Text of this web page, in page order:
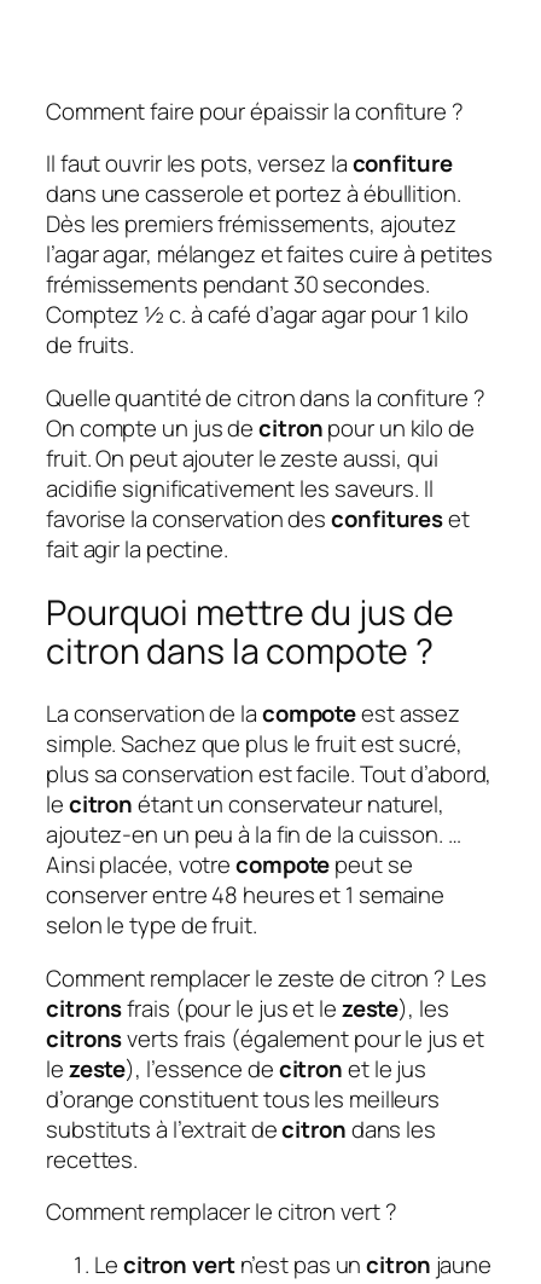
Comment faire pour épaissir la confiture ?
Il faut ouvrir les pots, versez laconfiture
dans une casserole et portez à ébullition.
Dès les premiers frémissements, ajoutez
l’agar agar, mélangez et faites cuire à petites
frémissements pendant 30 secondes.
Comptez ½ c. à café d’agar agar pour 1 kilo
de fruits.
Quelle quantité de citron dans la confiture ?
On compte un jus decitronpour un kilo de
fruit. On peut ajouter le zeste aussi, qui
acidifie significativement les saveurs. Il
favorise la conservation desconfitureset
fait agir la pectine.
Pourquoi mettre du jus de
citron dans la compote ?
La conservation de lacompoteest assez
simple. Sachez que plus le fruit est sucré,
plus sa conservation est facile. Tout d’abord,
lecitronétant un conservateur naturel,
ajoutez-en un peu à la fin de la cuisson. …
Ainsi placée, votrecompotepeut se
conserver entre 48 heures et 1 semaine
selon le type de fruit.
Comment remplacer le zeste de citron ? Les
citronsfrais (pour le jus et lezeste), les
citronsverts frais (également pour le jus et
lezeste), l’essence decitronet le jus
d’orange constituent tous les meilleurs
substituts à l’extrait decitrondans les
recettes.
Comment remplacer le citron vert ?
Lecitron vertn’est pas uncitron jaune